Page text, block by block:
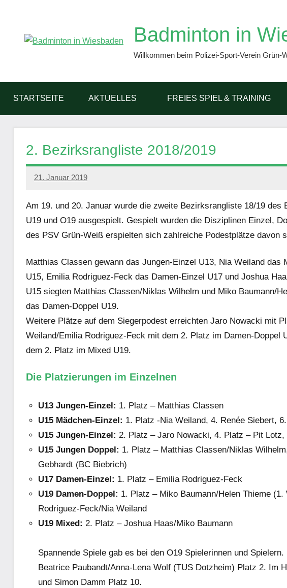
springen
Badminton in
Willkommen beim Polizei-Sport-Verein Grün-
STARTSEITE AKTUELLES FREIES SPIEL & TRAINING
2. Bezirksrangliste 2018/2019
21. Januar 2019
PSV
Am 19. und 20. Januar wurde die zweite Bezirksrangliste 18/19 des
U19 und O19 ausgespielt. Gespielt wurden die Disziplinen Einzel,
des PSV Grün-Weiß erspielten sich zahlreiche Podestplätze davon
Matthias Classen gewann das Jungen-Einzel U13, Nia Weiland das
U15, Emilia Rodriguez-Feck das Damen-Einzel U17 und Joshua
U15 siegten Matthias Classen/Niklas Wilhelm und Miko Baumann/
das Damen-Doppel U19.
Weitere Plätze auf dem Siegerpodest erreichten Jaro Nowacki mit
Weiland/Emilia Rodriguez-Feck mit dem 2. Platz im Damen-Doppel
dem 2. Platz im Mixed U19.
Die Platzierungen im Einzelnen
U13 Jungen-Einzel: 1. Platz – Matthias Classen
U15 Mädchen-Einzel: 1. Platz -Nia Weiland, 4. Renée Siebert,
U15 Jungen-Einzel: 2. Platz – Jaro Nowacki, 4. Platz – Pit
U15 Jungen Doppel: 1. Platz – Matthias Classen/Niklas
Gebhardt (BC Biebrich)
U17 Damen-Einzel: 1. Platz – Emilia Rodriguez-Feck
U19 Damen-Doppel: 1. Platz – Miko Baumann/Helen Thieme
Rodriguez-Feck/Nia Weiland
U19 Mixed: 2. Platz – Joshua Haas/Miko Baumann
Spannende Spiele gab es bei den O19 Spielerinnen und
Beatrice Paubandt/Anna-Lena Wolf (TUS Dotzheim) Platz 2. Im
und Simon Damm Platz 10.